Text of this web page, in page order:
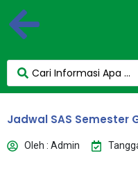
Jadwal SAS Semester
Oleh : Admin